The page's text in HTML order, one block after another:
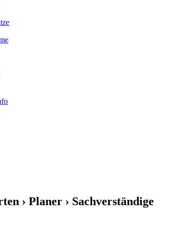
› Planer › Sachverständige